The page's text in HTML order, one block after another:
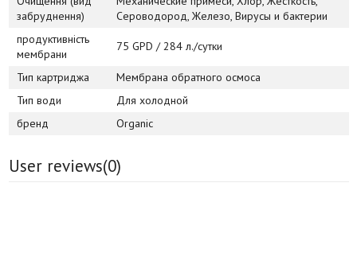
забруднення)
Сероводород, Железо, Вирусы и бактерии
продуктивність
мембрани
75 GPD / 284 л./сутки
Тип картриджа
Мембрана обратного осмоса
Тип води
Для холодной
бренд
Organic
User reviews(0)